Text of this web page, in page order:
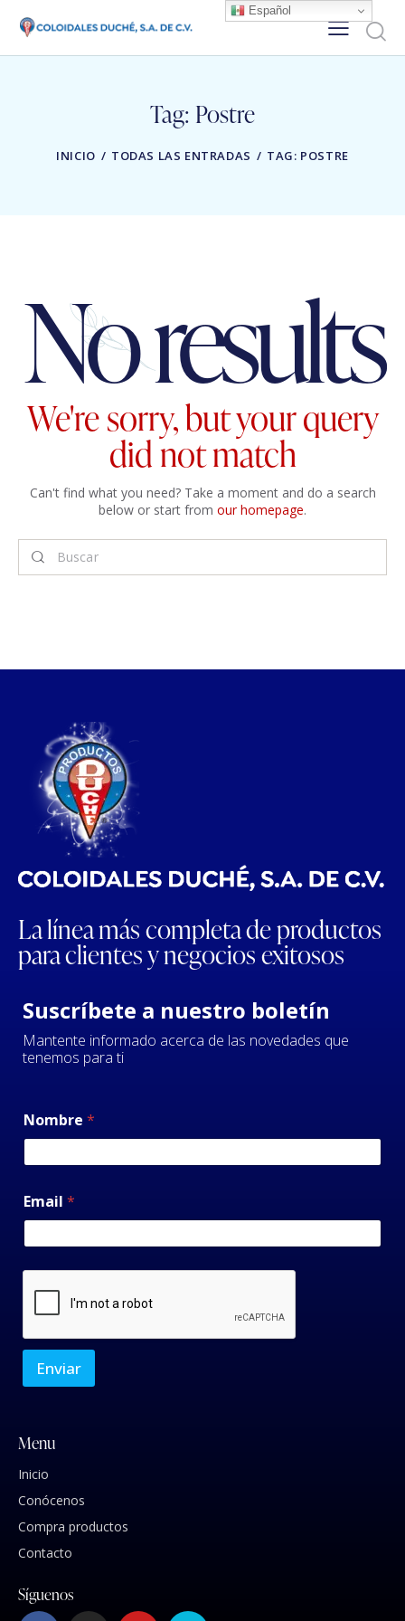
Tag: Postre
INICIO TODAS LAS ENTRADAS TAG: POSTRE
No results
We're sorry, but your query
did not match
Can't find what you need? Take a moment and do a search
below or start from our homepage.
La línea más completa de productos
para clientes y negocios exitosos
Suscríbete a nuestro boletín
Mantente informado acerca de las novedades que
tenemos para ti
Nombre *
Email *
Enviar
Menu
Inicio
Conócenos
Compra productos
Contacto
Síguenos
Español